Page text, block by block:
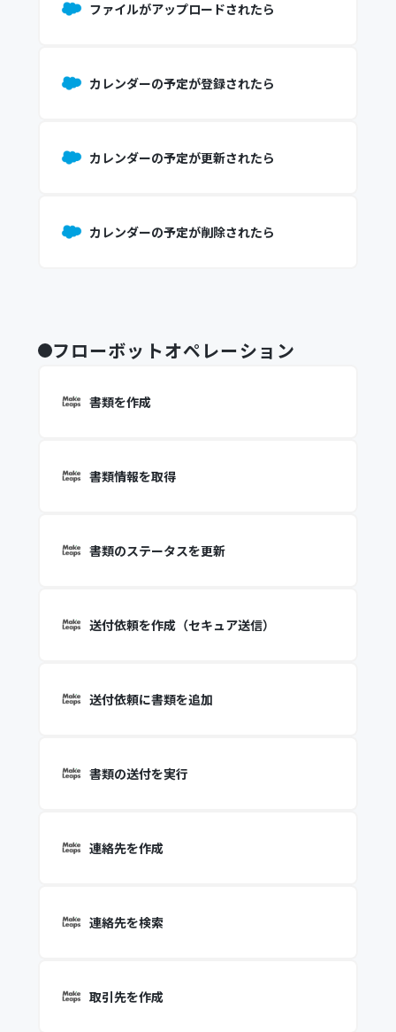
ファイルがアップロードされたら
カレンダーの予定が登録されたら
カレンダーの予定が更新されたら
カレンダーの予定が削除されたら
フローボットオペレーション
書類を作成
書類情報を取得
書類のステータスを更新
送付依頼を作成（セキュア送信）
送付依頼に書類を追加
書類の送付を実行
連絡先を作成
連絡先を検索
取引先を作成